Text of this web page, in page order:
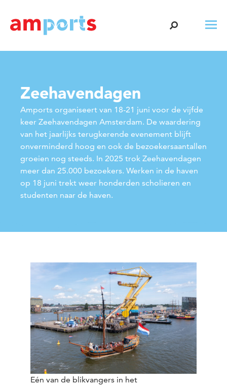
Zeehavendagen
Amports organiseert van 18-21 juni voor de vijfde
keer Zeehavendagen Amsterdam. De waardering
van het jaarlijks terugkerende evenement blijft
onverminderd hoog en ook de bezoekersaantallen
groeien nog steeds. In 2025 trok Zeehavendagen
meer dan 25.000 bezoekers. Werken in de haven
op 18 juni trekt weer honderden scholieren en
studenten naar de haven.
Eén van de blikvangers in het